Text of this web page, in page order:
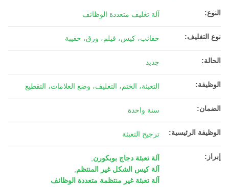
النوع: آلة تغليف متعددة الوظائف
نوع التغليف: حقائب، كيس، فيلم، ورق، حقيبة
الحالة: جديد
الوظيفة: التعبئة، الختم، التغليف، وضع العلامات، التقطيع
الضمان: سنة واحدة
الوظيفة الرئيسية: ترجيح التعبئة
إبراز: آلة تعبئة دجاج بوبكورن
آلة كيس الشكل غير المنتظم
آلة تعبئة غير منتظمة متعددة الوظائف